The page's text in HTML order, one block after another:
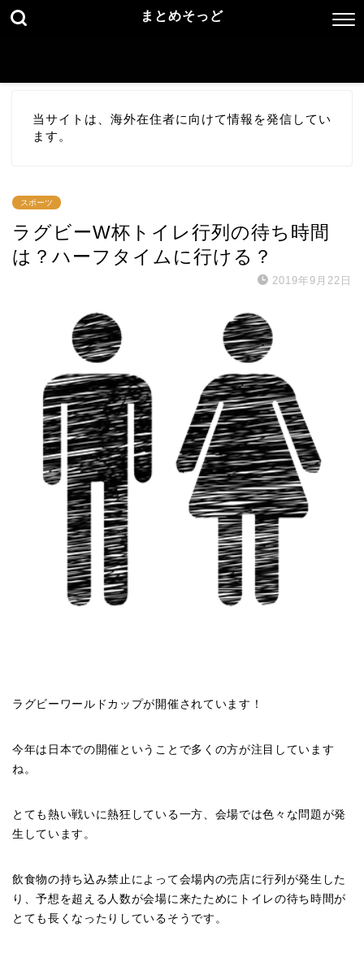
まとめそっど
当サイトは、海外在住者に向けて情報を発信してい
ます。
スポーツ
ラグビーW杯トイレ行列の待ち時間
は？ハーフタイムに行ける？
2019年9月22日
ラグビーワールドカップが開催されています！
今年は日本での開催ということで多くの方が注目しています
ね。
とても熱い戦いに熱狂している一方、会場では色々な問題が発
生しています。
飲食物の持ち込み禁止によって会場内の売店に行列が発生した
り、予想を超える人数が会場に来たためにトイレの待ち時間が
とても長くなったりしているそうです。